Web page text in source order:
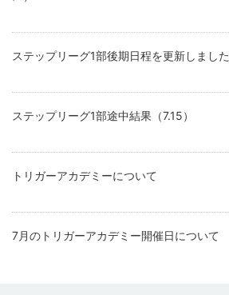
ステップリーグ1部後期日程を更新しました
ステップリーグ1部途中結果（7.15）
トリガーアカデミーについて
7月のトリガーアカデミー開催日について